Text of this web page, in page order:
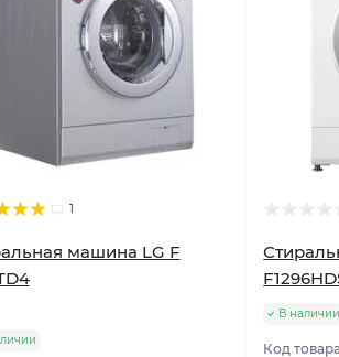
1
машина LG F
В наличии
Код